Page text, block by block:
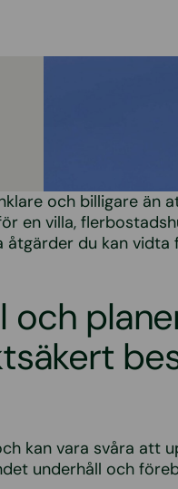
och billigare än
en villa,
du kan vidta
och
kan vara svåra att
underhåll och